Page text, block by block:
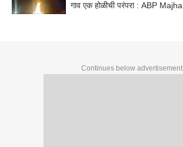
गाव एक होळीची परंपरा : ABP Majha
Continues below advertisement